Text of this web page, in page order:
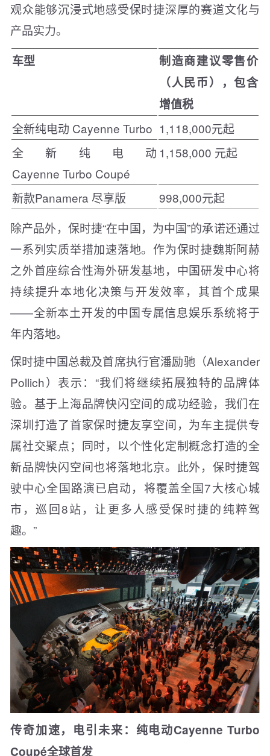
观众能够沉浸式地感受保时捷深厚的赛道文化与
产品实力。
车型
制造商建议零售价
（人民币），包含
增值税
全新纯电动 Cayenne Turbo 1,118,000元起
全新纯电动
Cayenne Turbo Coupé
1,158,000 元起
新款Panamera 尽享版
998,000元起
除产品外，保时捷“在中国，为中国”的承诺还通过
一系列实质举措加速落地。作为保时捷魏斯阿赫
之外首座综合性海外研发基地，中国研发中心将
持续提升本地化决策与开发效率，其首个成果
——全新本土开发的中国专属信息娱乐系统将于
年内落地。
保时捷中国总裁及首席执行官潘励驰（Alexander
Pollich）表示：“我们将继续拓展独特的品牌体
验。基于上海品牌快闪空间的成功经验，我们在
深圳打造了首家保时捷友享空间，为车主提供专
属社交聚点；同时，以个性化定制概念打造的全
新品牌快闪空间也将落地北京。此外，保时捷驾
驶中心全国路演已启动，将覆盖全国7大核心城
市，巡回8站，让更多人感受保时捷的纯粹驾
趣。”
传奇加速，电引未来： 纯电动Cayenne Turbo
Coupé全球首发